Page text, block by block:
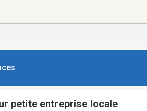
petite entreprise locale